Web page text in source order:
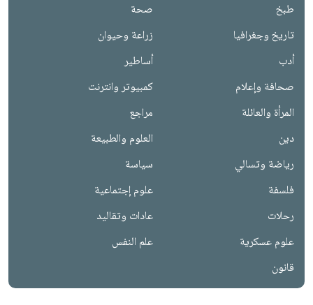
طبخ
صحة
تاريخ وجغرافيا
زراعة وحيوان
أدب
أساطير
صحافة وإعلام
كمبيوتر وانترنت
المرأة والعائلة
مراجع
دين
العلوم والطبيعة
رياضة وتسالي
سياسة
فلسفة
علوم إجتماعية
رحلات
عادات وتقاليد
علوم عسكرية
علم النفس
قانون